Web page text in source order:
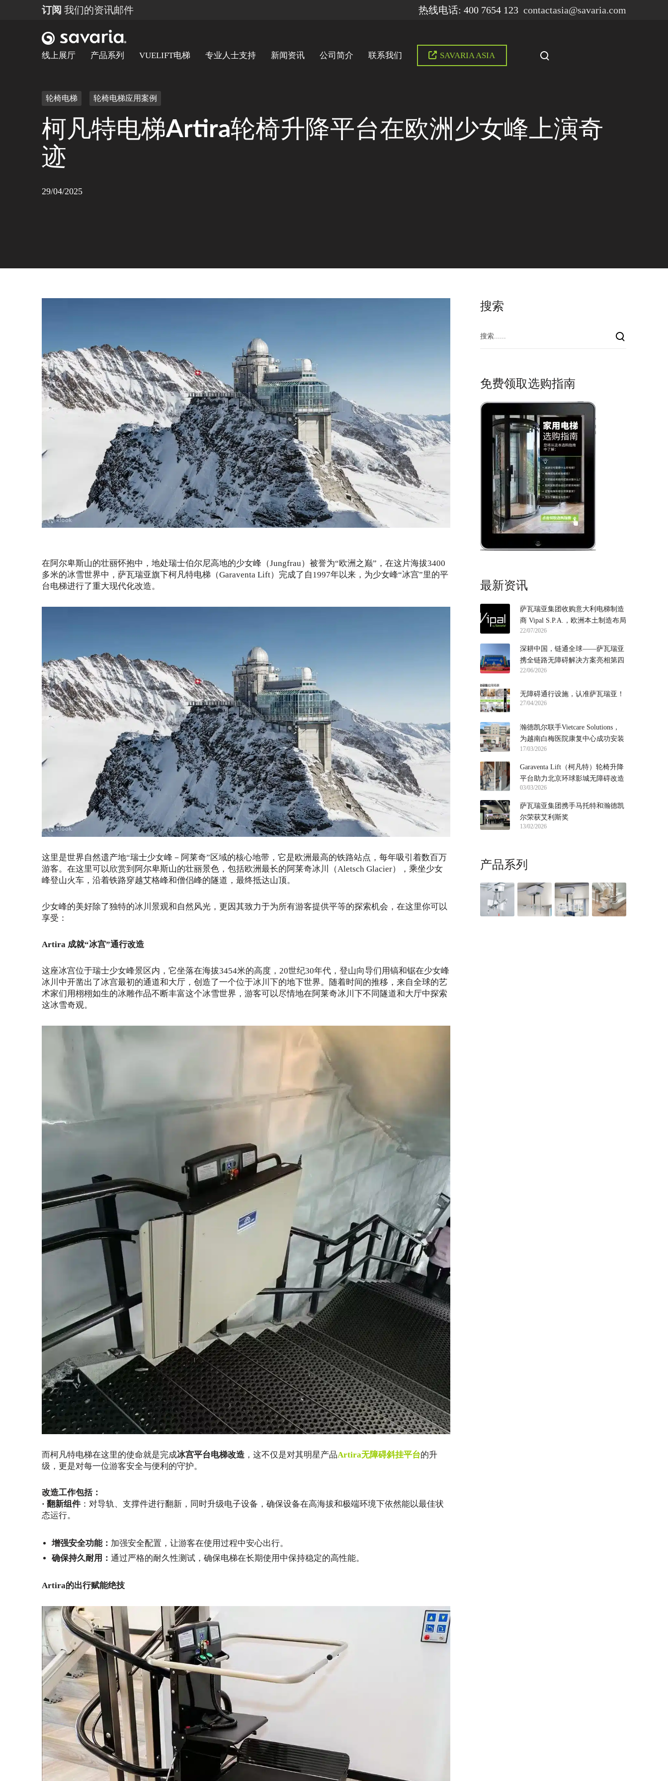
订阅 我们的资讯邮件 热线电话: 400 7654 123 contactasia@savaria.com
线上展厅 产品系列 VUELIFT电梯 专业人士支持 新闻资讯 公司简介 联系我们 SAVARIA ASIA
T
e
s
e
轮椅电梯 轮椅电梯应用案例
柯凡特电梯Artira轮椅升降平台在欧洲少女峰上演奇
迹
29/04/2025
在阿尔卑斯山的壮丽怀抱中，地处瑞士伯尔尼高地的少女峰（Jungfrau）被誉为“欧洲之巅”，在这片海拔3400
多米的冰雪世界中，萨瓦瑞亚旗下柯凡特电梯（Garaventa Lift）完成了自1997年以来，为少女峰“冰宫”里的平
台电梯进行了重大现代化改造。
这里是世界自然遗产地“瑞士少女峰－阿莱奇”区域的核心地带，它是欧洲最高的铁路站点，每年吸引着数百万
游客。在这里可以欣赏到阿尔卑斯山的壮丽景色，包括欧洲最长的阿莱奇冰川（Aletsch Glacier），乘坐少女
峰登山火车，沿着铁路穿越艾格峰和僧侣峰的隧道，最终抵达山顶。
少女峰的美好除了独特的冰川景观和自然风光，更因其致力于为所有游客提供平等的探索机会，在这里你可以
享受：
Artira 成就“冰宫”通行改造
这座冰宫位于瑞士少女峰景区内，它坐落在海拔3454米的高度，20世纪30年代，登山向导们用镐和锯在少女峰
冰川中开凿出了冰宫最初的通道和大厅，创造了一个位于冰川下的地下世界。随着时间的推移，来自全球的艺
术家们用栩栩如生的冰雕作品不断丰富这个冰雪世界，游客可以尽情地在阿莱奇冰川下不同隧道和大厅中探索
这冰雪奇观。
而柯凡特电梯在这里的使命就是完成冰宫平台电梯改造 ，这不仅是对其明星产品Artira无障碍斜挂平台的升
级，更是对每一位游客安全与便利的守护。
改造工作包括：
· 翻新组件 ：对导轨、支撑件进行翻新，同时升级电子设备，确保设备在高海拔和极端环境下依然能以最佳状
态运行。
增强安全功能： 加强安全配置，让游客在使用过程中安心出行。
确保持久耐用： 通过严格的耐久性测试，确保电梯在长期使用中保持稳定的高性能。
Artira的出行赋能绝技
搜索
免费领取选购指南
最新资讯
萨瓦瑞亚集团收购意大利电梯制造
商 Vipal S.P.A.，欧洲本土制造布局
再落一子
22/07/2026
深耕中国，链通全球——萨瓦瑞亚
携全链路无障碍解决方案亮相第四
届链博会
22/06/2026
无障碍通行设施，认准萨瓦瑞亚！
27/04/2026
瀚德凯尔联手Vietcare Solutions，
为越南白梅医院康复中心成功安装
直线座椅电梯！
17/03/2026
Garaventa Lift（柯凡特）轮椅升降
平台助力北京环球影城无障碍改造
03/03/2026
萨瓦瑞亚集团携手马托特和瀚德凯
尔荣获艾利斯奖
13/02/2026
产品系列